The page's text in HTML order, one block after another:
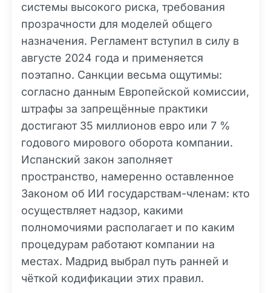
системы высокого риска, требования
прозрачности для моделей общего
назначения. Регламент вступил в силу в
августе 2024 года и применяется
поэтапно. Санкции весьма ощутимы:
согласно данным Европейской комиссии,
штрафы за запрещённые практики
достигают 35 миллионов евро или 7 %
годового мирового оборота компании.
Испанский закон заполняет
пространство, намеренно оставленное
Законом об ИИ государствам-членам: кто
осуществляет надзор, какими
полномочиями располагает и по каким
процедурам работают компании на
местах. Мадрид выбрал путь ранней и
чёткой кодификации этих правил.